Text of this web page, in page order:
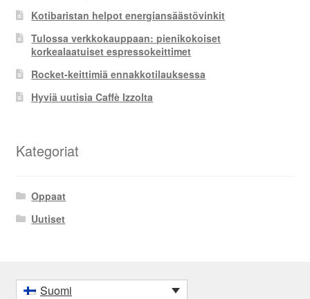
Kotibaristan helpot energiansäästövinkit
Tulossa verkkokauppaan: pienikokoiset
korkealaatuiset espressokeittimet
Rocket-keittimiä ennakkotilauksessa
Hyviä uutisia Caffè Izzolta
Kategoriat
Oppaat
Uutiset
Suomi